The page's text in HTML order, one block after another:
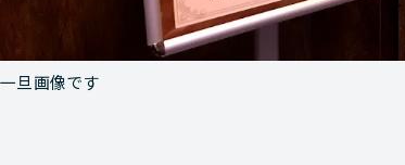
一旦画像です